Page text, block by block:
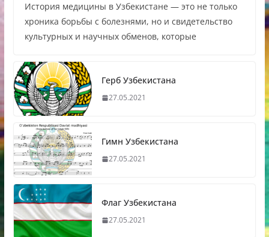
История медицины в Узбекистане — это не только
хроника борьбы с болезнями, но и свидетельство
культурных и научных обменов, которые
Герб Узбекистана
27.05.2021
Гимн Узбекистана
27.05.2021
Флаг Узбекистана
27.05.2021